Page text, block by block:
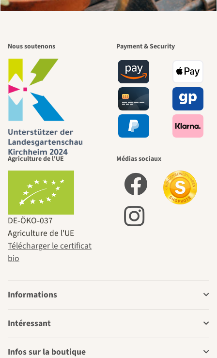
Nous soutenons Payment & Security
Agriculture de l'UE
DE‑ÖKO‑037
Agriculture de l'UE
Télécharger le certificat
bio
Médias sociaux
Informations
Intéressant
Infos sur la boutique